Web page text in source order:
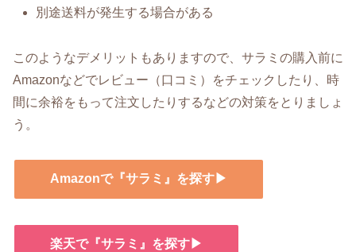
別途送料が発生する場合がある
このようなデメリットもありますので、サラミの購入前に
Amazonなどでレビュー（口コミ）をチェックしたり、時
間に余裕をもって注文したりするなどの対策をとりましょ
う。
Amazonで『サラミ』を探す▶
楽天で『サラミ』を探す▶